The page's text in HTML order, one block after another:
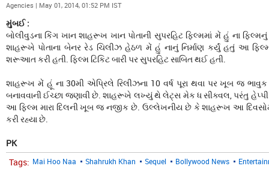
Agencies | May 01, 2014, 01:52 PM IST
મુંબઈ :
બોલીવુડના કિંગ ખાન શાહરૂખ ખાન પોતાની સુપરહિટ ફિલ્મમાં મેં હું ના
શાહરૂખે પોતાના બેનર રેડ ચિલીઝ હેઠળ મેં હું નાનું નિર્માણ કર્યું હતું આ
શરૂઆત કરી હતી. ફિલ્મ ટિકિટ બારી પર સુપરહિટ સાબિત થઈ હતી.
શાહરૂખ મેં હૂં ના 30મી એપ્રિલે રિલીઝના 10 વર્ષ પૂરા થવા પર ખૂબ જ
બનાવવાની ઈચ્છા જણાવી છે. શાહરૂખે લખ્યું થે લેટ્સ મેક ધ સીક્વલ, પરંતુ
આ ફિલ્મ મારા દિલની ખૂબ જ નજીક છે. ઉલ્લેખનીય છે કે શાહરૂખ આ
કરી રહ્યા છે.
PK
Tags: Mai Hoo Naa Shahrukh Khan Sequel Bollywood News